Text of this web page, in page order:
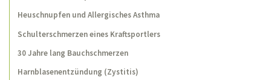
Chronische Kopfschmerzen
Brustwirbelsäulenschmerzen mit Reflux mit
Sodbrennen
Magenschmerzen
Heuschnupfen und Allergisches Asthma
Schulterschmerzen eines Kraftsportlers
30 Jahre lang Bauchschmerzen
Harnblasenentzündung (Zystitis)